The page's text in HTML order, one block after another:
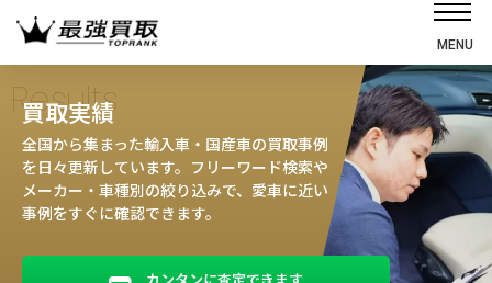
MENU
選ばれる理由
高価買取の仕組み
売却の流れ
Results
買取実績
全国から集まった輸入車・国産車の買取事例
を日々更新しています。フリーワード検索や
メーカー・車種別の絞り込みで、愛車に近い
事例をすぐに確認できます。
カンタンに査定できます